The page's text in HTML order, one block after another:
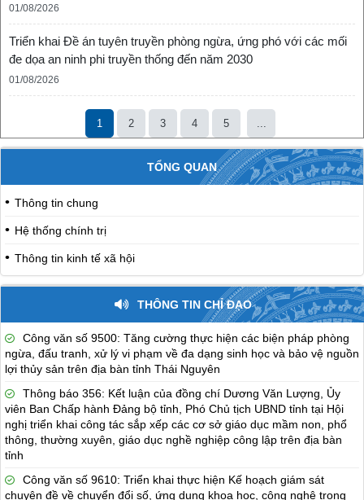
01/08/2026
Triển khai Đề án tuyên truyền phòng ngừa, ứng phó với các mối
đe dọa an ninh phi truyền thống đến năm 2030
01/08/2026
1 2 3 4 5
TỔNG QUAN
Thông tin chung
Hệ thống chính trị
Thông tin kinh tế xã hội
THÔNG TIN CHỈ ĐẠO
Công văn số 9500: Tăng cường thực hiện các biện pháp phòng
ngừa, đấu tranh, xử lý vi phạm về đa dạng sinh học và bảo vệ nguồn
lợi thủy sản trên địa bàn tỉnh Thái Nguyên
Thông báo 356: Kết luận của đồng chí Dương Văn Lượng, Ủy
viên Ban Chấp hành Đảng bộ tỉnh, Phó Chủ tịch UBND tỉnh tại Hội
nghị triển khai công tác sắp xếp các cơ sở giáo dục mầm non, phổ
thông, thường xuyên, giáo dục nghề nghiệp công lập trên địa bàn
tỉnh
Công văn số 9610: Triển khai thực hiện Kế hoạch giám sát
chuyên đề về chuyển đổi số, ứng dụng khoa học, công nghệ trong